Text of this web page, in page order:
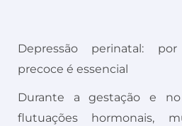
Depressão perinatal:
precoce é essencial
Durante a gestação e
flutuações hormonais,